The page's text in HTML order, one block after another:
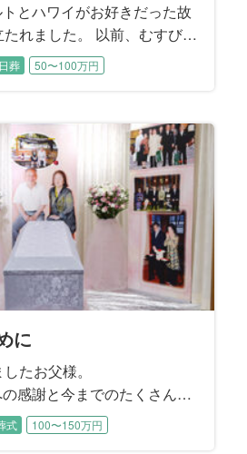
とハワイがお好きだった故
れました。 以前、むすびす
ご葬儀をお手伝いさせてい
頼を承りました。 ご主人様
て福祉のお仕事に長く従事
っている人を見かけると、知
声をかける朗らかでお優し
自然と慕われる存在でし
葬 50〜100万円
に
たお父様。
感謝と今までのたくさんの
うなお見送りとなりまし
式 100〜150万円